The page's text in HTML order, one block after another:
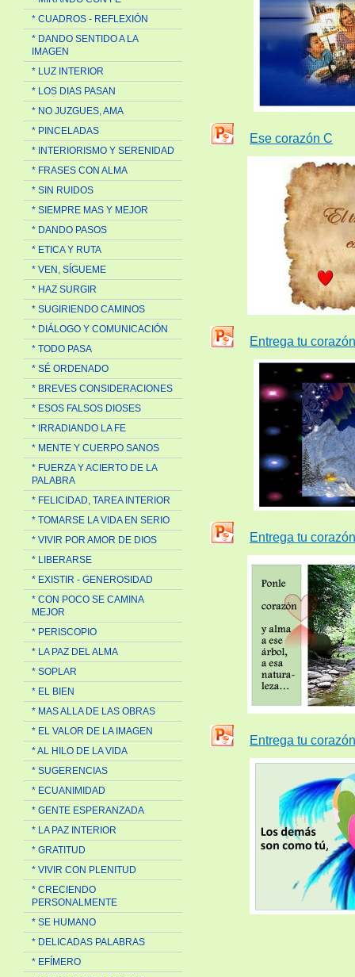
* CUADROS - REFLEXIÓN
* DANDO SENTIDO A LA
IMAGEN
* LUZ INTERIOR
* LOS DIAS PASAN
* NO JUZGUES, AMA
* PINCELADAS
* INTERIORISMO Y SERENIDAD
* FRASES CON ALMA
* SIN RUIDOS
* SIEMPRE MAS Y MEJOR
* DANDO PASOS
* ETICA Y RUTA
* VEN, SÍGUEME
* HAZ SURGIR
* SUGIRIENDO CAMINOS
* DIÁLOGO Y COMUNICACIÓN
* TODO PASA
* SÉ ORDENADO
* BREVES CONSIDERACIONES
* ESOS FALSOS DIOSES
* IRRADIANDO LA FE
* MENTE Y CUERPO SANOS
* FUERZA Y ACIERTO DE LA
PALABRA
* FELICIDAD, TAREA INTERIOR
* TOMARSE LA VIDA EN SERIO
* VIVIR POR AMOR DE DIOS
* LIBERARSE
* EXISTIR - GENEROSIDAD
* CON POCO SE CAMINA
MEJOR
* PERISCOPIO
* LA PAZ DEL ALMA
* SOPLAR
* EL BIEN
* MAS ALLA DE LAS OBRAS
* EL VALOR DE LA IMAGEN
* AL HILO DE LA VIDA
* SUGERENCIAS
* ECUANIMIDAD
* GENTE ESPERANZADA
* LA PAZ INTERIOR
* GRATITUD
* VIVIR CON PLENITUD
* CRECIENDO
PERSONALMENTE
* SE HUMANO
* DELICADAS PALABRAS
* EFÍMERO
Ese corazón C
Entrega tu
Entrega tu
Entrega tu